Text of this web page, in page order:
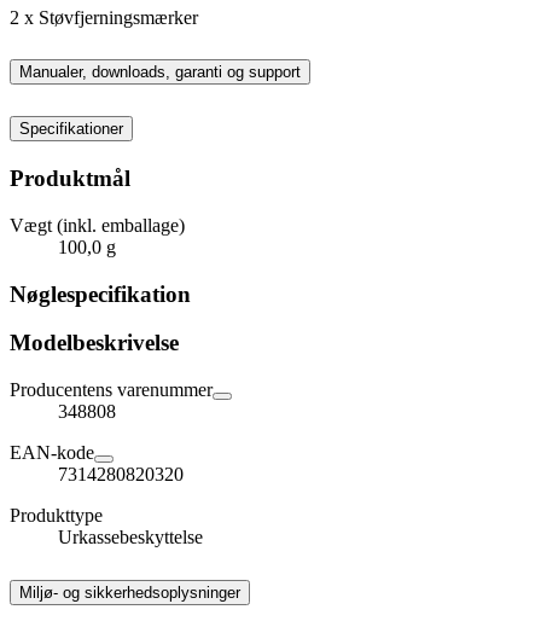
2 x Støvfjerningsmærker
Manualer, downloads, garanti og support
Specifikationer
Produktmål
Vægt (inkl. emballage)
100,0 g
Nøglespecifikation
Modelbeskrivelse
Producentens varenummer
348808
EAN-kode
7314280820320
Produkttype
Urkassebeskyttelse
Miljø- og sikkerhedsoplysninger